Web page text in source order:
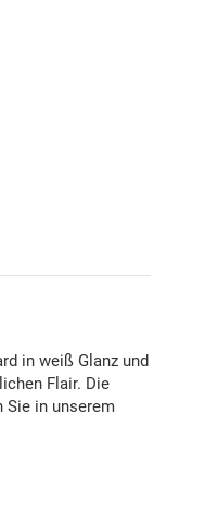
in weiß Glanz und
Flair. Die
Sie in unserem